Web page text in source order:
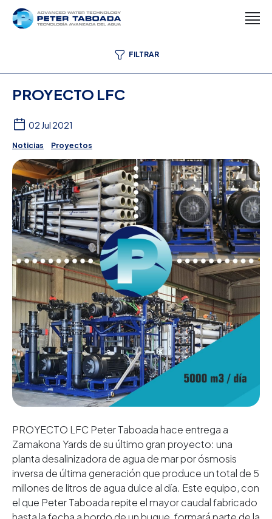
FILTRAR
PROYECTO LFC
02 Jul 2021
Noticias Proyectos
PROYECTO LFC Peter Taboada hace entrega a
Zamakona Yards de su último gran proyecto: una
planta desalinizadora de agua de mar por ósmosis
inversa de última generación que produce un total de 5
millones de litros de agua dulce al día. Este equipo, con
el que Peter Taboada repite el mayor caudal fabricado